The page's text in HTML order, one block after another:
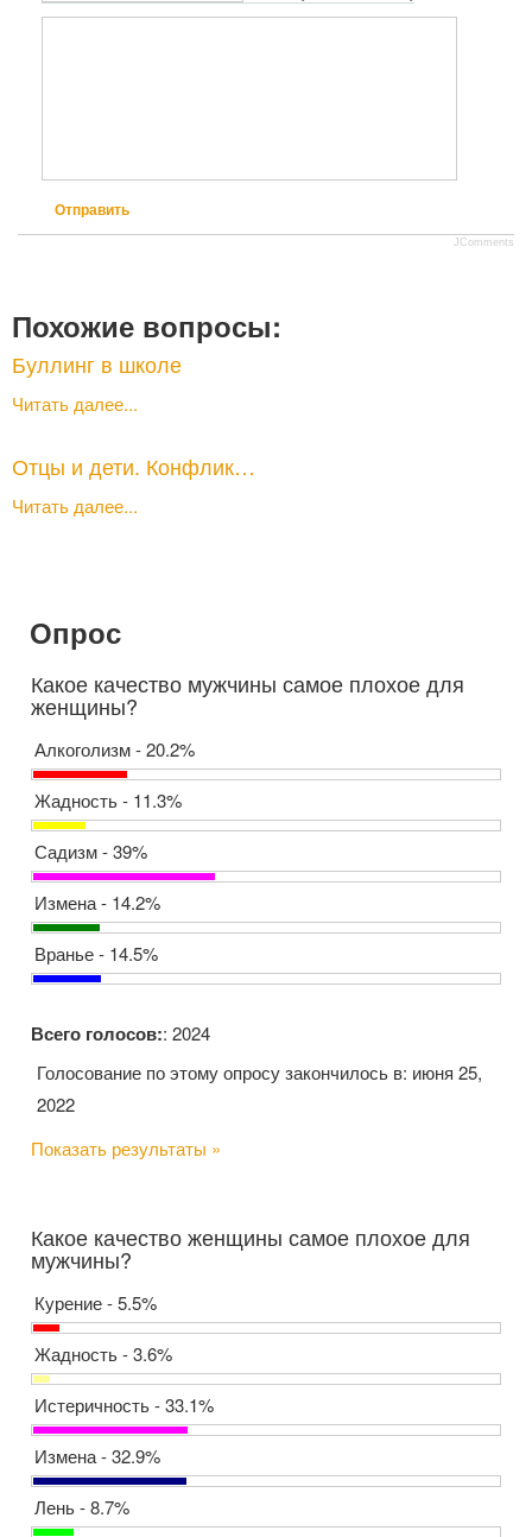
Отправить
JComments
Похожие вопросы:
Буллинг в школе
Читать далее...
Отцы и дети. Конфлик…
Читать далее...
Опрос
Какое качество мужчины самое плохое для
женщины?
Алкоголизм - 20.2%
Жадность - 11.3%
Садизм - 39%
Измена - 14.2%
Вранье - 14.5%
Всего голосов:: 2024
Голосование по этому опросу закончилось в: июня 25,
2022
Показать результаты »
Какое качество женщины самое плохое для
мужчины?
Курение - 5.5%
Жадность - 3.6%
Истеричность - 33.1%
Измена - 32.9%
Лень - 8.7%